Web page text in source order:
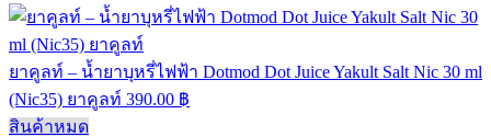
ยาคูลท์ – น้ำยาบุหรี่ไฟฟ้า Dotmod Dot Juice Yakult Salt Nic 30 ml
(Nic35) ยาคูลท์ 390.00 ฿
สินค้าหมด